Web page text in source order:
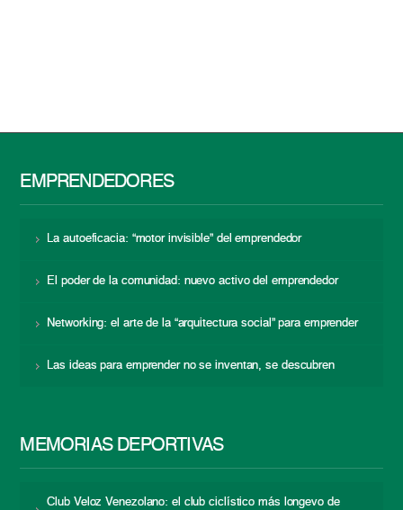
EMPRENDEDORES
La autoeficacia: “motor invisible” del emprendedor
El poder de la comunidad: nuevo activo del emprendedor
Networking: el arte de la “arquitectura social” para emprender
Las ideas para emprender no se inventan, se descubren
MEMORIAS DEPORTIVAS
Club Veloz Venezolano: el club ciclístico más longevo de